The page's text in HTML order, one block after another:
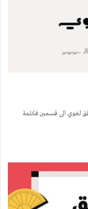
لغوي الى قسمين فكلمة